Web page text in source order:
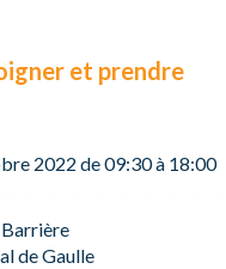
et prendre
2022 de 09:30 à 18:00
de Gaulle